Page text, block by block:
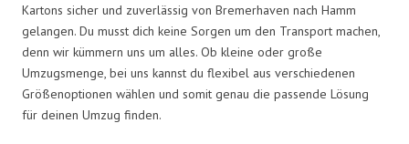
Kartons sicher und zuverlässig von Bremerhaven nach Hamm
gelangen. Du musst dich keine Sorgen um den Transport machen,
denn wir kümmern uns um alles. Ob kleine oder große
Umzugsmenge, bei uns kannst du flexibel aus verschiedenen
Größenoptionen wählen und somit genau die passende Lösung
für deinen Umzug finden.